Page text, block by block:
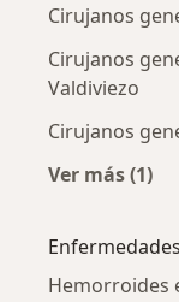
Cirujanos
Cirujanos
Valdiviezo
Cirujanos
Ver más (1)
Hemorroides